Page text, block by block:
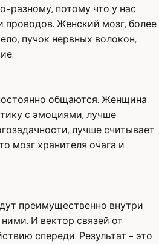
разному, потому что у нас
проводов. Женский мозг, более
пучок нервных волокон,
общаются. Женщина
с эмоциями, лучше
лучше считывает
мозг хранителя очага и
преимущественно внутри
И вектор связей от
спереди. Результат - это